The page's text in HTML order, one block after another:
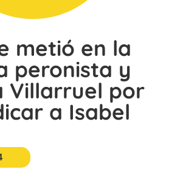
metió en la
peronista y
Villarruel por
a Isabel